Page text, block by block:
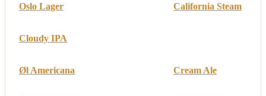
Oslo Lager California Steam
Cloudy IPA
Øl Americana Cream Ale